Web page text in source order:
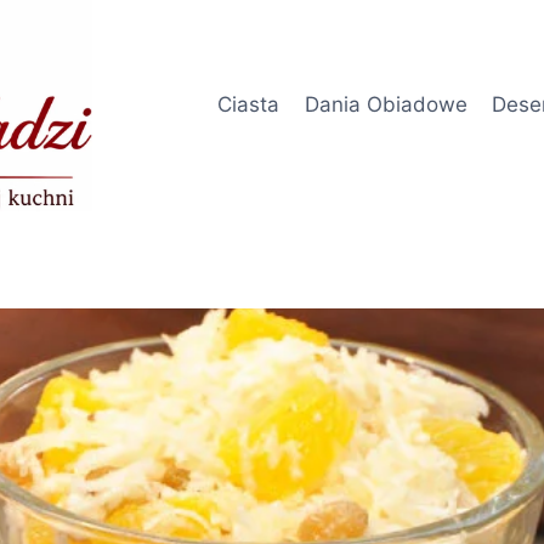
Ciasta
Dania Obiadowe